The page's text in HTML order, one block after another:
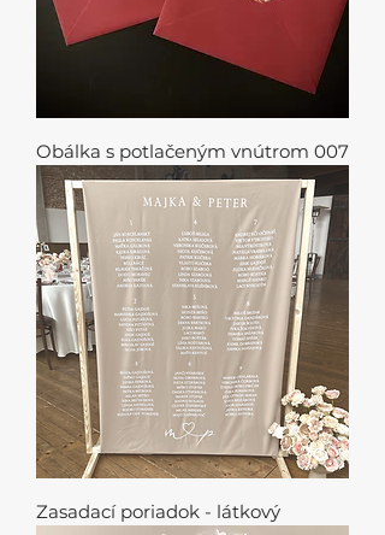
Obálka s potlačeným vnútrom 007
Zasadací poriadok - látkový